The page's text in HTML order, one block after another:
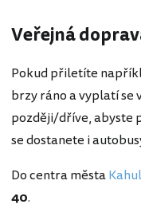
Veřejná
Pokud přiletíte
brzy ráno a vyplatí
později/dříve, abyste
se dostanete i
Do centra města
40.